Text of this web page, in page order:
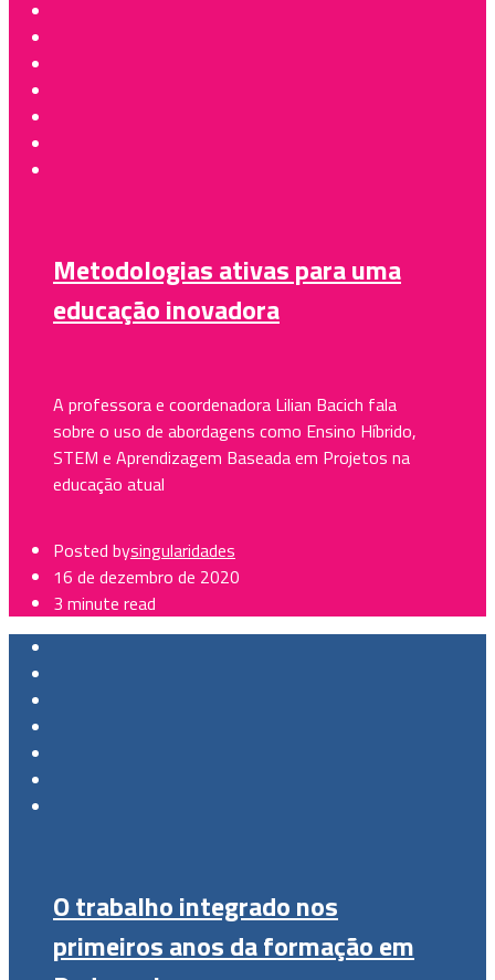
Metodologias ativas para uma
educação inovadora
A professora e coordenadora Lilian Bacich fala
sobre o uso de abordagens como Ensino Híbrido,
STEM e Aprendizagem Baseada em Projetos na
educação atual
Posted bysingularidades
16 de dezembro de 2020
3 minute read
O trabalho integrado nos
primeiros anos da formação em